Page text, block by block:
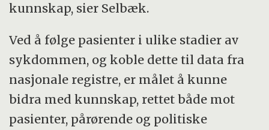
kunnskap, sier Selbæk.
Ved å følge pasienter i ulike stadier av
sykdommen, og koble dette til data fra
nasjonale registre, er målet å kunne
bidra med kunnskap, rettet både mot
pasienter, pårørende og politiske